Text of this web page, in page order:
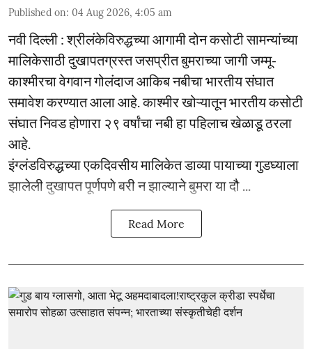
Published on: 04 Aug 2026, 4:05 am
नवी दिल्ली : श्रीलंकेविरुद्धच्या आगामी दोन कसोटी सामन्यांच्या
मालिकेसाठी दुखापतग्रस्त जसप्रीत बुमराच्या जागी जम्मू-
काश्मीरचा वेगवान गोलंदाज आकिब नबीचा भारतीय संघात
समावेश करण्यात आला आहे. काश्मीर खोऱ्यातून भारतीय कसोटी
संघात निवड होणारा २९ वर्षांचा नबी हा पहिलाच खेळाडू ठरला
आहे.
इंग्लंडविरुद्धच्या एकदिवसीय मालिकेत डाव्या पायाच्या गुडघ्याला
झालेली दुखापत पूर्णपणे बरी न झाल्याने बुमरा या दौ ...
Read More